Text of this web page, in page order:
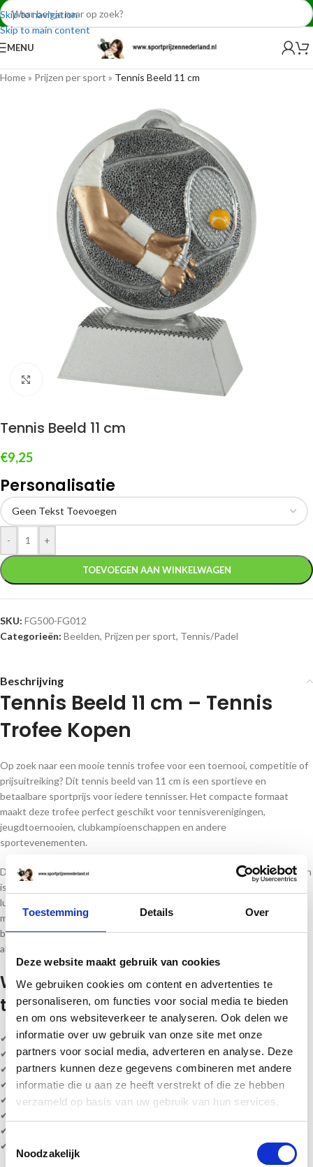
Toestemming Details Over
Deze website maakt gebruik van cookies
We gebruiken cookies om content en advertenties te
personaliseren, om functies voor social media te bieden
en om ons websiteverkeer te analyseren. Ook delen we
informatie over uw gebruik van onze site met onze
partners voor social media, adverteren en analyse. Deze
partners kunnen deze gegevens combineren met andere
informatie die u aan ze heeft verstrekt of die ze hebben
verzameld op basis van uw gebruik van hun services.
Noodzakelijk
Skip to navigation
Skip to main content
MENU
Home» Prijzen per sport » Tennis Beeld 11 cm
Klik om te vergroten
Tennis Beeld 11 cm
€9,25
Personalisatie
- +
TOEVOEGEN AAN WINKELWAGEN
SKU: FG500-FG012
Categorieën: Beelden, Prijzen per sport, Tennis/Padel
Beschrijving
Tennis Beeld 11 cm – Tennis
Trofee Kopen
Op zoek naar een mooie tennis trofee voor een toernooi, competitie of
prijsuitreiking? Dit tennis beeld van 11 cm is een sportieve en
betaalbare sportprijs voor iedere tennisser. Het compacte formaat
maakt deze trofee perfect geschikt voor tennisverenigingen,
jeugdtoernooien, clubkampioenschappen en andere
sportevenementen.
De trofee heeft een sportief ontwerp met tennisracket en tennisbal en
is gemaakt van hoogwaardig resin. Dit sterke materiaal zorgt voor een
luxe uitstraling en een mooie afwerking. Ideaal om te personaliseren
met een eigen tekst. Of het nu gaat om winnaar van het toernooi,
beste speler, clubkampioen of een deelnameprijs, deze tennis trofee is
altijd een passende keuze.
Waarom kiezen voor deze tennis
trofee?
✔ Hoogte tennis beeld is 11 cm
✔ Materiaal: resin
✔ Geschikt voor tennistoernooien en prijsuitreikingen
✔ Te personaliseren met eigen tekst
✔ Direct uit voorraad leverbaar
✔ Snelle levering mogelijk
✔ Levering volledig gemonteerd
✔ Mooie sportprijs voor jong en volwassen